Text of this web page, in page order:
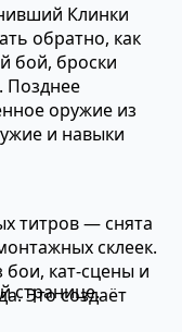
Клинки
обратно, как
бой, броски
Позднее
оружие из
и навыки
титров — снята
склеек.
бои, кат-сцены и
Это создаёт
странице.